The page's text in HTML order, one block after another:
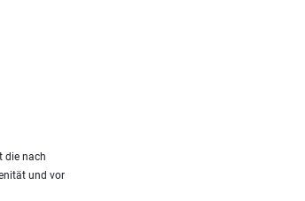
die nach
und vor